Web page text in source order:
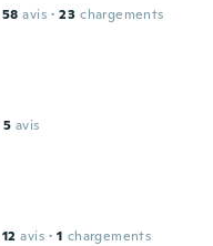
58 avis · 23 chargements
5 avis
12 avis · 1 chargements